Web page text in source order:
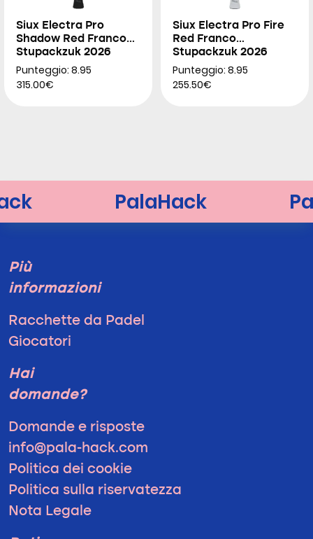
Siux Electra Pro
Shadow Red Franco
Stupackzuk 2026
Punteggio: 8.95
315.00€
Siux Electra Pro Fire
Red Franco
Stupackzuk 2026
Punteggio: 8.95
255.50€
Più
informazioni
Racchette da Padel
Giocatori
Hai
domande?
Domande e risposte
info@pala-hack.com
Politica dei cookie
Politica sulla riservatezza
Nota Legale